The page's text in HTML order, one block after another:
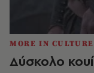
MORE IN CULTURE
Δύσκολο